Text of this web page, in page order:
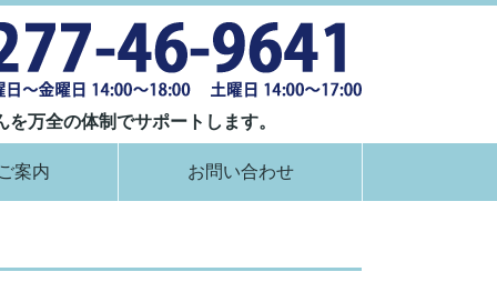
県桐生市
万全の体制でサポートします。
案内 お問い合わせ